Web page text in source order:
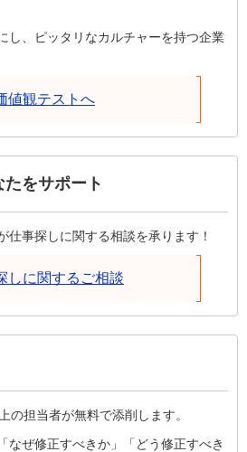
し、ピッタリなカルチャーを持つ企業
値観テストへ
をサポート
仕事探しに関する相談を承ります！
しに関するご相談
の担当者が無料で添削します。
なぜ修正すべきか」「どう修正すべき